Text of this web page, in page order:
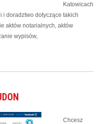
Katowicach
i doradztwo dotyczące takich
aktów notarialnych, aktów
wypisów,
Chcesz